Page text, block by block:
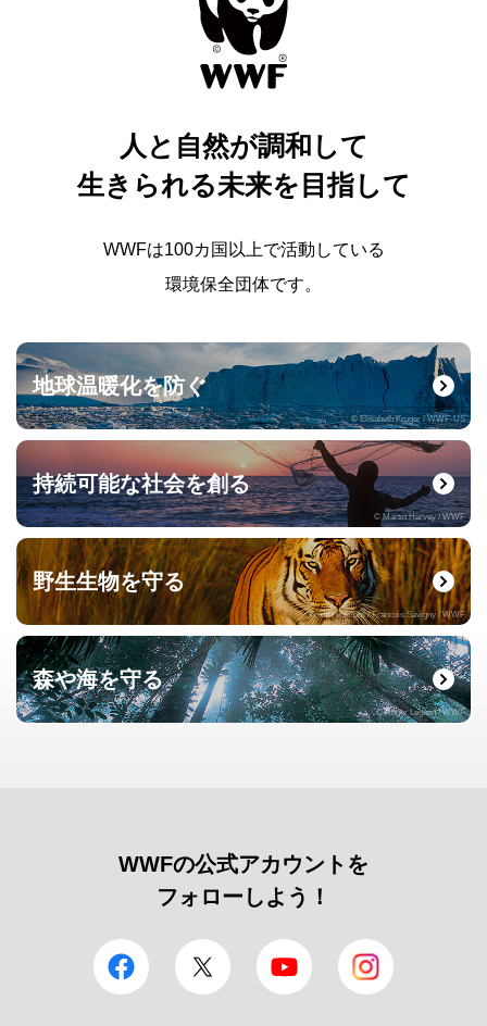
人と自然が調和して
生きられる未来を目指して
WWFは100カ国以上で活動している
環境保全団体です。
地球温暖化を防ぐ
© Elisabeth Kruger / WWF-US
持続可能な社会を創る
© Martin Harvey / WWF
野生生物を守る
© naturepl.com / Francois Savigny / WWF
森や海を守る
© Roger Leguen / WWF
WWFの公式アカウントを
フォローしよう！
facebook Twitter YouTube